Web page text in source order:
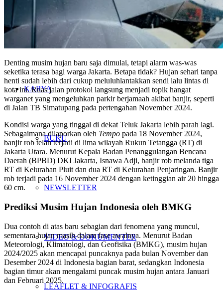
KARYA
BUKU
NEWSLETTER
VIDEO & DOKUMENTER
LEAFLET & INFOGRAFIS
Denting musim hujan baru saja dimulai, tetapi alarm was-was
seketika terasa bagi warga Jakarta. Betapa tidak? Hujan sehari tanpa
henti sudah lebih dari cukup meluluhlantakkan sendi lalu lintas di
kota ini. Ruas jalan protokol langsung menjadi topik hangat
warganet yang mengeluhkan parkir berjamaah akibat banjir, seperti
di Jalan TB Simatupang pada pertengahan November 2024.
Kondisi warga yang tinggal di dekat Teluk Jakarta lebih parah lagi.
Sebagaimana dilaporkan oleh Tempo pada 18 November 2024,
banjir rob telah terjadi di lima wilayah Rukun Tetangga (RT) di
Jakarta Utara. Menurut Kepala Badan Penanggulangan Bencana
Daerah (BPBD) DKI Jakarta, Isnawa Adji, banjir rob melanda tiga
RT di Kelurahan Pluit dan dua RT di Kelurahan Penjaringan. Banjir
rob terjadi pada 16 November 2024 dengan ketinggian air 20 hingga
60 cm.
Prediksi Musim Hujan Indonesia oleh BMKG
Dua contoh di atas baru sebagian dari fenomena yang muncul,
sementara hujan masih dalam fase awalnya. Menurut Badan
Meteorologi, Klimatologi, dan Geofisika (BMKG), musim hujan
2024/2025 akan mencapai puncaknya pada bulan November dan
Desember 2024 di Indonesia bagian barat, sedangkan Indonesia
bagian timur akan mengalami puncak musim hujan antara Januari
dan Februari 2025.